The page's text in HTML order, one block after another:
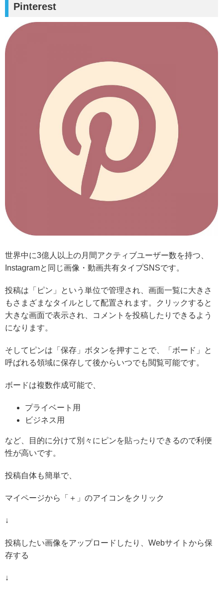
Pinterest
世界中に3億人以上の月間アクティブユーザー数を持つ、
Instagramと同じ画像・動画共有タイプSNSです。
投稿は「ピン」という単位で管理され、画面一覧に大きさ
もさまざまなタイルとして配置されます。クリックすると
大きな画面で表示され、コメントを投稿したりできるよう
になります。
そしてピンは「保存」ボタンを押すことで、「ボード」と
呼ばれる領域に保存して後からいつでも閲覧可能です。
ボードは複数作成可能で、
プライベート用
ビジネス用
など、目的に分けて別々にピンを貼ったりできるので利便
性が高いです。
投稿自体も簡単で、
マイページから「＋」のアイコンをクリック
↓
投稿したい画像をアップロードしたり、Webサイトから保
存する
↓